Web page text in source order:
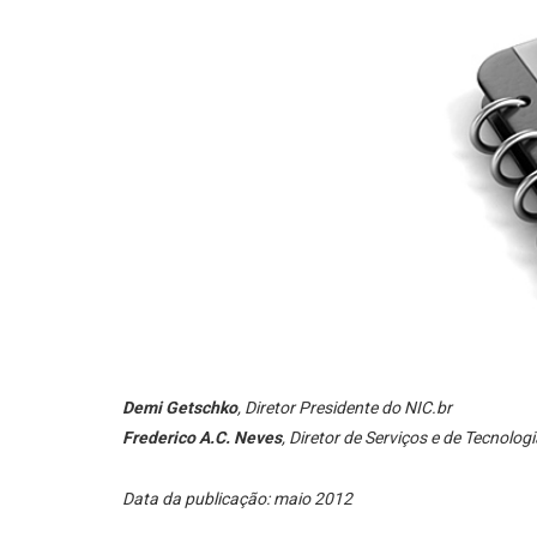
Demi Getschko, Diretor Presidente do NIC.br
Frederico A.C. Neves, Diretor de Serviços e de
Data da publicação: maio 2012